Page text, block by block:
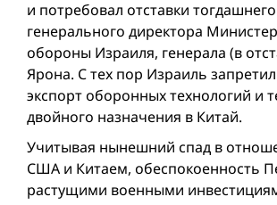
и потребовал отставки тогдашнего
генерального директора
обороны Израиля, генерала (в
Ярона. С тех пор Израиль
экспорт оборонных технологий и
двой­ного назначения в Китай.
Учитывая нынешний спад в
США и Китаем, обеспокоенность
растущими военными